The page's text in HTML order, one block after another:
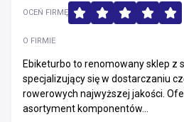
O FIRMIE
Ebiketurbo to renomowany sklep z
specjalizujący się w dostarczaniu
rowerowych najwyższej jakości.
asortyment komponentów...
OCEŃ FIRMĘ